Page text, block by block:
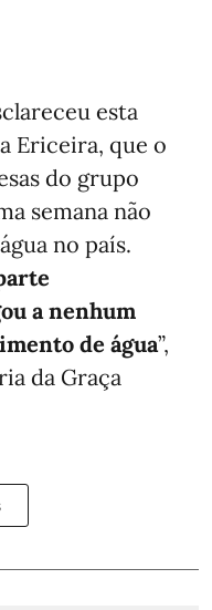
esta
Ericeira, que o
do grupo
semana não
no país.
a nenhum
de água”,
da Graça